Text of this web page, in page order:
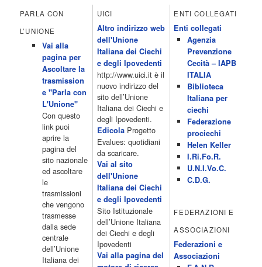
All News 16.05 Rotazione musicale 19.00 All News 19.05 The
Club 19.30 19.30 Human Guinea Pigs 20.00 Inbox 21.00 Code
Monkeys 21.30 Sons of Butcher […]
programmiTv - ITALIA 1 4 Dicembre 2022
Programmi 06.35 Cartoni Animati 09.05 Telefilm:Starsky & Hutch
10.10 Telefilm:Supercar 12.15 12.15 Secondo voi 12.25 Studio
Aperto 13.00 Studio Sport 13.40 Cartoni animati 14.30 I Simpson
15.00 Telefilm:Paso adelante 15.55 15.55 Telefilm:Wildfire 16.50
Cartoni animati 18.30 Studio Aperto 19.05 Don Luca c'� 19.35
19.35 Medici miei 20.05 Camera caf� 20.30 La ruota della
fortuna 21.10 […]
Acor3.it
programmiTv - LA 7
4 Dicembre 2022
Programmi 06:00 - Tg La7/meteo/oroscopo/traffico06:55 - Movie
Flash07:00 - Omnibus ? Rassegna stampa07:30 - Tg La707:50 -
Omnibus09:50 - Coffee Break11:00 - L?aria che tira12:25 - I
men� di Benedetta13:30 - Tg La714:00 - Tg La7 Cronache14:40 -
Telefilm: Le strade di San Francisco - Omicidio di primo grado -
Una scuola di paura 16:30 […]
Acor3.it
programmiTv - CANALE 5 4 Dicembre 2022
Programmi 2/3 06.00 TG5/Traffico/Meteo/Borse e monete 08.00
PARLA CON
L’UNIONE
Vai alla
pagina per
Ascoltare la
trasmission
e "Parla con
L'Unione"
Con questo
link puoi
aprire la
pagina del
sito nazionale
ed ascoltare
le
trasmissioni
che vengono
trasmesse
dalla sede
centrale
dell’Unione
Italiana dei
UICI
Altro indirizzo web
dell'Unione
Italiana dei Ciechi
e degli Ipovedenti
http://www.uici.it è il
nuovo indirizzo del
sito dell’Unione
Italiana dei Ciechi e
degli Ipovedenti.
EdicolaProgetto
Evalues: quotidiani
da scaricare.
Vai al sito
dell'Unione
Italiana dei Ciechi
e degli Ipovedenti
Sito Istituzionale
dell’Unione Italiana
dei Ciechi e degli
Ipovedenti
Vai alla pagina del
ENTI COLLEGATI
Enti collegati
Agenzia
Prevenzione
Cecità – IAPB
ITALIA
Biblioteca
Italiana per
ciechi
Federazione
prociechi
Helen Keller
I.Ri.Fo.R.
U.N.I.Vo.C.
C.D.G.
FEDERAZIONI E
ASSOCIAZIONI
Federazioni e
Associazioni